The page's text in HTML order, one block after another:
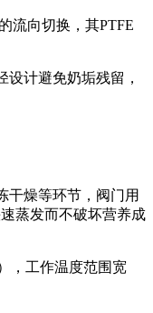
流向切换，其PTFE
计避免奶垢残留，
燥等环节，阀门用
蒸发而不破坏营养成
，工作温度范围宽